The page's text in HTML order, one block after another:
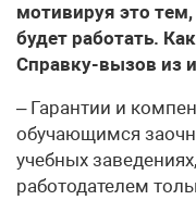
мотивируя это
будет работать.
Справку-вызов из
– Гарантии и
обучающимся
учебных
работодателем